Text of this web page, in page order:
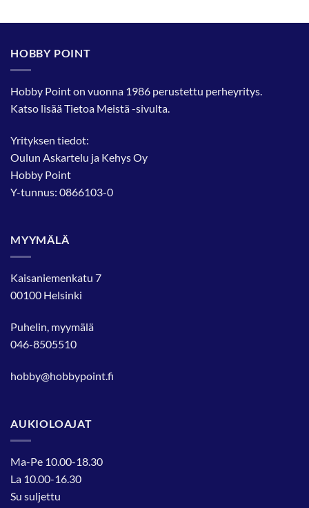
useampi
Voit
tehdä
tuotteen
sivulla.
HOBBY POINT
Hobby Point on vuonna 1986 perustettu perheyritys.
Katso lisääTietoa Meistä-sivulta.
Yrityksen tiedot:
Oulun Askartelu ja Kehys Oy
Hobby Point
Y-tunnus: 0866103-0
MYYMÄLÄ
Kaisaniemenkatu 7
00100 Helsinki
Puhelin, myymälä
046-8505510
hobby@hobbypoint.fi
AUKIOLOAJAT
Ma-Pe 10.00-18.30
La 10.00-16.30
Su suljettu